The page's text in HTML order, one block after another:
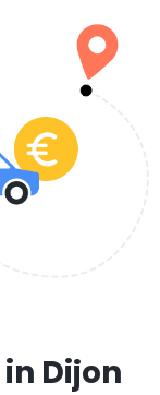
in Dijon